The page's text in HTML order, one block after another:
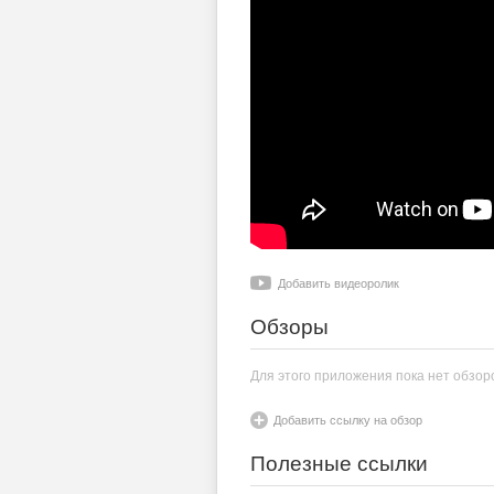
Добавить видеоролик
Обзоры
Для этого приложения пока нет
Добавить ссылку на обзор
Полезные ссылки